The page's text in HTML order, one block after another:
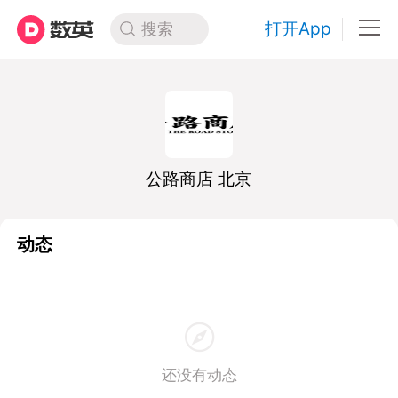
搜索 打开App
公路商店 北京
动态
还没有动态